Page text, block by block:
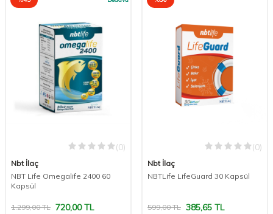
(0)
Nbt İlaç
NBT Life Omegalife 2400 60
Kapsül
1.299,00TL 720,00TL
(0)
Nbt İlaç
NBTLife LifeGuard 30 Kapsül
599,00TL 385,65 TL